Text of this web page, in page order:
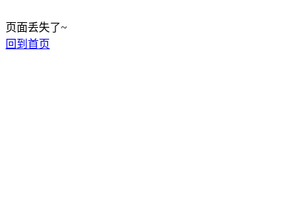
页面丢失了~
回到首页